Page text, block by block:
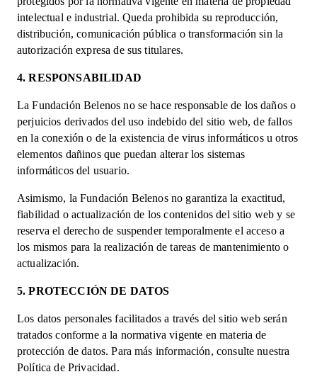
intelectual e industrial. Queda prohibida su reproducción,
distribución, comunicación pública o transformación sin la
autorización expresa de sus titulares.
4. RESPONSABILIDAD
La Fundación Belenos no se hace responsable de los daños o
perjuicios derivados del uso indebido del sitio web, de fallos
en la conexión o de la existencia de virus informáticos u otros
elementos dañinos que puedan alterar los sistemas
informáticos del usuario.
Asimismo, la Fundación Belenos no garantiza la exactitud,
fiabilidad o actualización de los contenidos del sitio web y se
reserva el derecho de suspender temporalmente el acceso a
los mismos para la realización de tareas de mantenimiento o
actualización.
5. PROTECCIÓN DE DATOS
Los datos personales facilitados a través del sitio web serán
tratados conforme a la normativa vigente en materia de
protección de datos. Para más información, consulte nuestra
Política de Privacidad.